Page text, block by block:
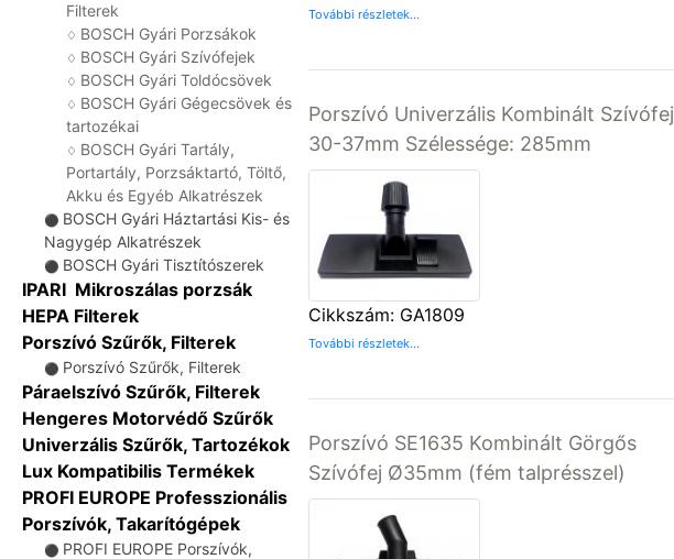
Filterek
♢ BOSCH Gyári Porzsákok
♢ BOSCH Gyári Szívófejek
♢ BOSCH Gyári Toldócsövek
♢ BOSCH Gyári Gégecsövek és
tartozékai
♢ BOSCH Gyári Tartály,
Portartály, Porzsáktartó, Töltő,
Akku és Egyéb Alkatrészek
⚫ BOSCH Gyári Háztartási Kis- és
Nagygép Alkatrészek
⚫ BOSCH Gyári Tisztítószerek
IPARI Mikroszálas porzsák
HEPA Filterek
Porszívó Szűrők, Filterek
⚫ Porszívó Szűrők, Filterek
Páraelszívó Szűrők, Filterek
Hengeres Motorvédő Szűrők
Univerzális Szűrők, Tartozékok
Lux Kompatibilis Termékek
PROFI EUROPE Professzionális
Porszívók, Takarítógépek
⚫ PROFI EUROPE Porszívók,
További részletek...
Porszívó Univerzális Kombinált Szívófej
30-37mm Szélessége: 285mm
Cikkszám: GA1809
További részletek...
Porszívó SE1635 Kombinált Görgős
Szívófej Ø35mm (fém talprésszel)